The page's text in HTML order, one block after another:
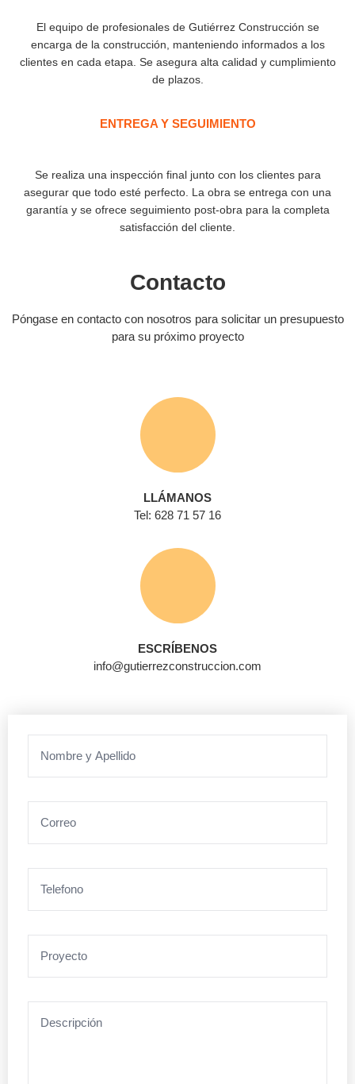
El equipo de profesionales de Gutiérrez Construcción se
encarga de la construcción, manteniendo informados a los
clientes en cada etapa. Se asegura alta calidad y cumplimiento
de plazos.
ENTREGA Y SEGUIMIENTO
Se realiza una inspección final junto con los clientes para
asegurar que todo esté perfecto. La obra se entrega con una
garantía y se ofrece seguimiento post-obra para la completa
satisfacción del cliente.
Contacto
Póngase en contacto con nosotros para solicitar un presupuesto
para su próximo proyecto
LLÁMANOS
Tel: 628 71 57 16
ESCRÍBENOS
info@gutierrezconstruccion.com